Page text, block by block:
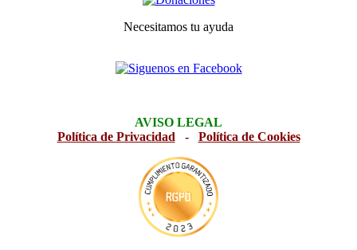
Necesitamos tu ayuda
AVISO LEGAL
Política de Privacidad - Política de Cookies